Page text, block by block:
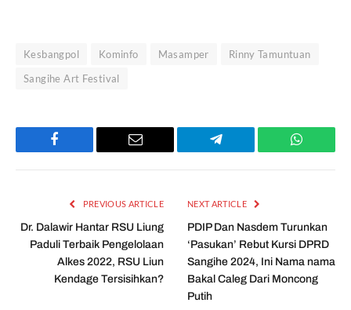
Kesbangpol Kominfo Masamper
Rinny Tamuntuan
Sangihe Art Festival
Facebook Email Telegram
PREVIOUS ARTICLE
Dr. Dalawir Hantar RSU Liung
Paduli Terbaik Pengelolaan
Alkes 2022, RSU Liun
Kendage Tersisihkan?
NEXT ARTICLE
PDIP Dan Nasdem Turunkan
‘Pasukan’ Rebut Kursi DPRD
Sangihe 2024, Ini Nama nama
Bakal Caleg Dari Moncong
Putih